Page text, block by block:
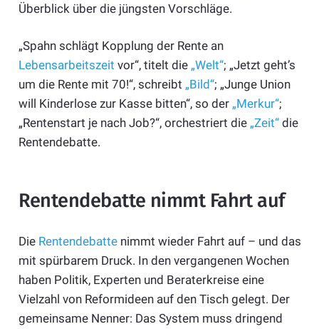
Überblick über die jüngsten Vorschläge.
„Spahn schlägt Kopplung der Rente an
Lebensarbeitszeit vor“, titelt die „Welt“; „Jetzt geht’s
um die Rente mit 70!“, schreibt „Bild“; „Junge Union
will Kinderlose zur Kasse bitten“, so der „Merkur“;
„Rentenstart je nach Job?“, orchestriert die „Zeit“die
Rentendebatte.
Rentendebatte nimmt Fahrt auf
Die Rentendebattenimmt wieder Fahrt auf – und das
mit spürbarem Druck. In den vergangenen Wochen
haben Politik, Experten und Beraterkreise eine
Vielzahl von Reformideen auf den Tisch gelegt. Der
gemeinsame Nenner: Das System muss dringend